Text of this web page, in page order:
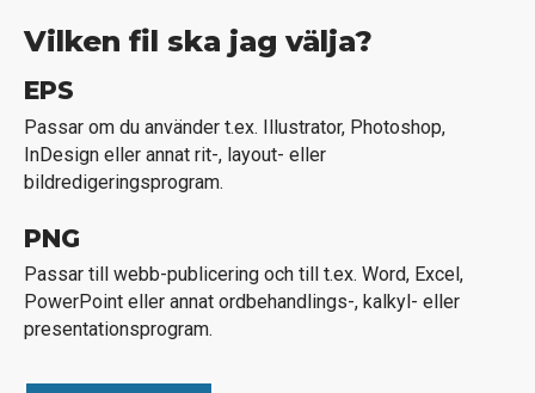
Vilken fil ska jag välja?
EPS
Passar om du använder t.ex. Illustrator, Photoshop,
InDesign eller annat rit-, layout- eller
bildredigeringsprogram.
PNG
Passar till webb-publicering och till t.ex. Word, Excel,
PowerPoint eller annat ordbehandlings-, kalkyl- eller
presentationsprogram.